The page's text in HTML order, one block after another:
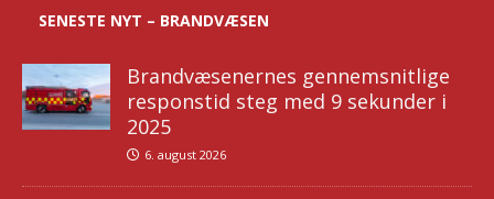
SENESTE NYT – BRANDVÆSEN
Brandvæsenernes gennemsnitlige
responstid steg med 9 sekunder i
2025
6. august 2026